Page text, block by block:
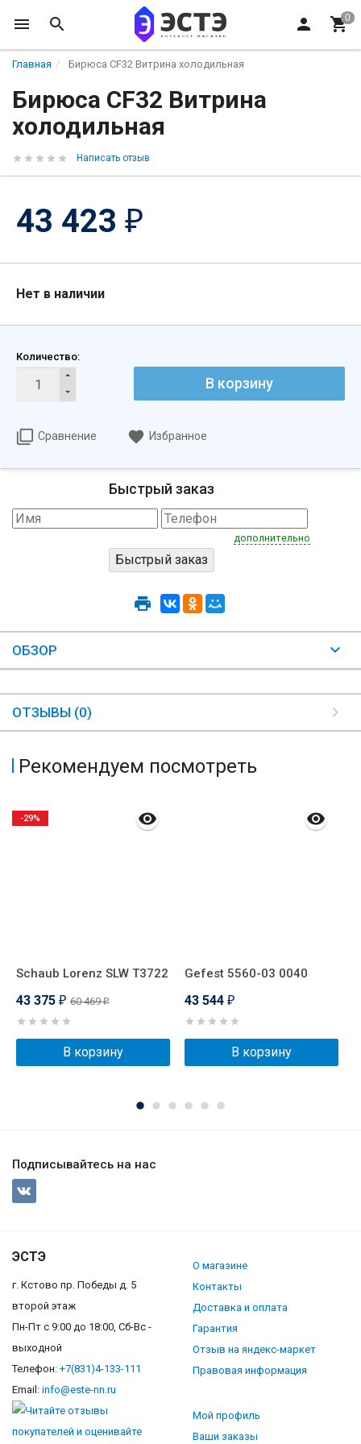
Главная Бирюса CF32 Витрина холодильная
Бирюса CF32 Витрина
холодильная
Написать отзыв
43 423 ₽
Нет в наличии
Количество:
В корзину
Сравнение Избранное
Быстрый заказ
дополнительно
ОБЗОР
ОТЗЫВЫ (0)
Рекомендуем посмотреть
Schaub Lorenz SLW T3722
43 375 ₽ 60 469₽
В корзину
-29%
Gefest 5560-03 0040
43 544 ₽
В корзину
Подписывайтесь на нас
ЭСТЭ
г. Кстово пр. Победы д. 5
второй этаж
Пн-Пт с 9:00 до 18:00, Сб-Вс -
выходной
Телефон: +7(831)4-133-111
Email: info@este-nn.ru
О магазине
Контакты
Доставка и оплата
Гарантия
Отзыв на яндекс-маркет
Правовая информация
Мой профиль
Ваши заказы